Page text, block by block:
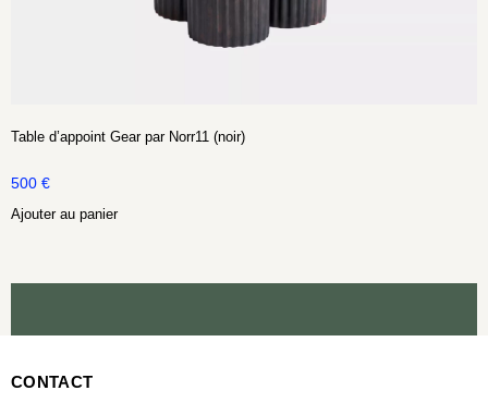
Table d’appoint Gear par Norr11 (noir)
500 €
Ajouter au panier
CONTACT